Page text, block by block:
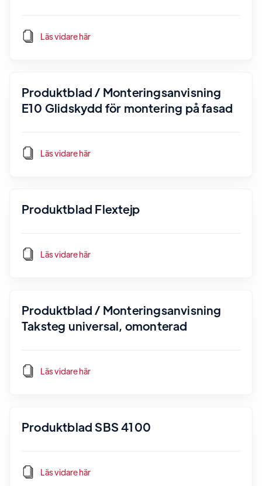
Läs vidare här
Produktblad / Monteringsanvisning
E10 Glidskydd för montering på fasad
Läs vidare här
Produktblad Flextejp
Läs vidare här
Produktblad / Monteringsanvisning
Taksteg universal, omonterad
Läs vidare här
Produktblad SBS 4100
Läs vidare här